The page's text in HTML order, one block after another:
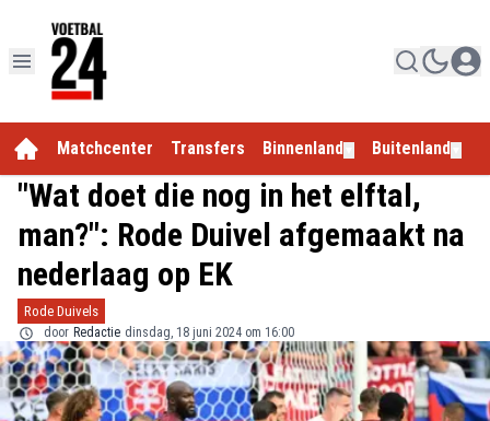
Matchcenter Transfers Binnenland Buitenland
"Wat doet die nog in het elftal,
man?": Rode Duivel afgemaakt na
nederlaag op EK
Rode Duivels
door Redactie dinsdag, 18 juni 2024 om 16:00